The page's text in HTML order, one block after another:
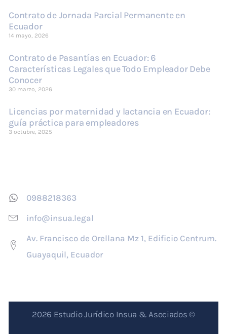
Contrato de Jornada Parcial Permanente en
Ecuador
14 mayo, 2026
Contrato de Pasantías en Ecuador: 6
Características Legales que Todo Empleador Debe
Conocer
30 marzo, 2026
Licencias por maternidad y lactancia en Ecuador:
guía práctica para empleadores
3 octubre, 2025
0988218363
info@insua.legal
Av. Francisco de Orellana Mz 1, Edificio Centrum.
Guayaquil, Ecuador
2026 Estudio Jurídico Insua & Asociados ©